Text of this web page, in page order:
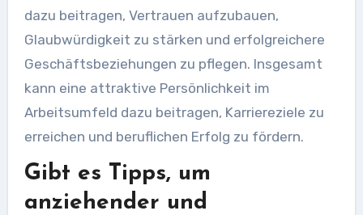
dazu beitragen, Vertrauen aufzubauen,
Glaubwürdigkeit zu stärken und erfolgreichere
Geschäftsbeziehungen zu pflegen. Insgesamt
kann eine attraktive Persönlichkeit im
Arbeitsumfeld dazu beitragen, Karriereziele zu
erreichen und beruflichen Erfolg zu fördern.
Gibt es Tipps, um
anziehender und